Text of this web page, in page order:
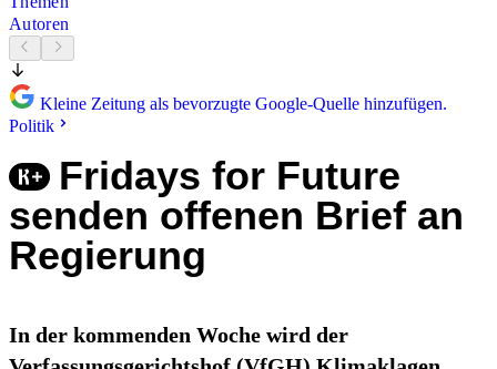
Autoren
Kleine Zeitung als bevorzugte Google-Quelle hinzufügen.
Politik
Fridays for Future
senden offenen Brief an
Regierung
In der kommenden Woche wird der